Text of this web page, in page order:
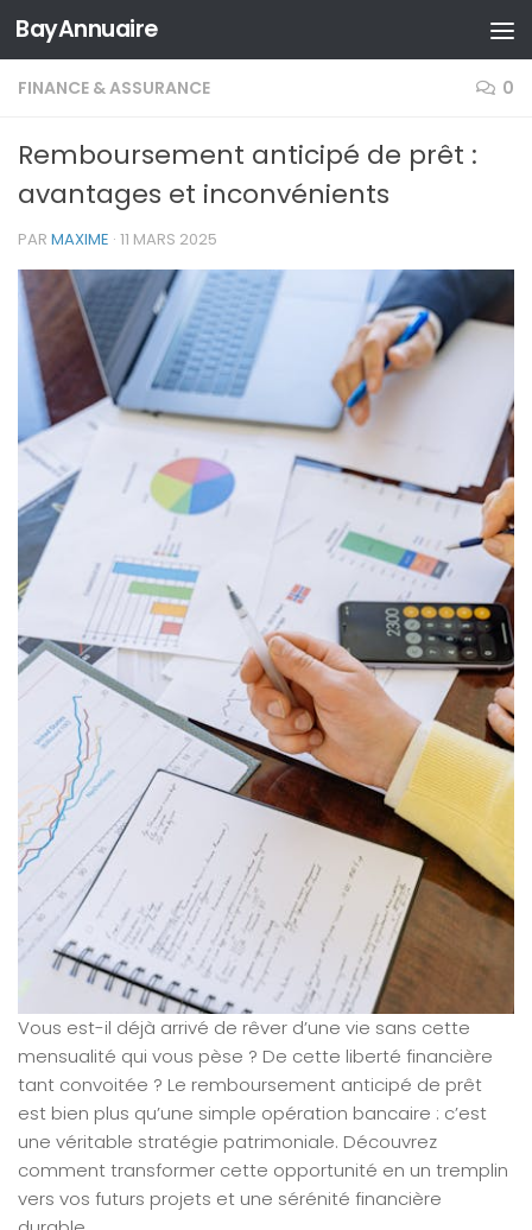
Skip to content
BayAnnuaire
FINANCE & ASSURANCE 0
Remboursement anticipé de prêt :
avantages et inconvénients
PAR MAXIME · 11 MARS 2025
Vous est-il déjà arrivé de rêver d’une vie sans cette
mensualité qui vous pèse ? De cette liberté financière
tant convoitée ? Le remboursement anticipé de prêt
est bien plus qu’une simple opération bancaire : c’est
une véritable stratégie patrimoniale. Découvrez
comment transformer cette opportunité en un tremplin
vers vos futurs projets et une sérénité financière